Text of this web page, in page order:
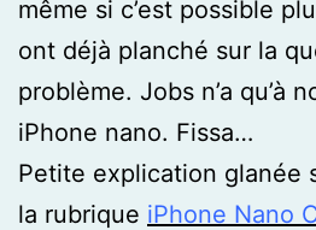
même si c’est possible
ont déjà planché sur la
problème. Jobs n’a qu’à
iPhone nano. Fissa…
Petite explication glanée
la rubrique iPhone Nano